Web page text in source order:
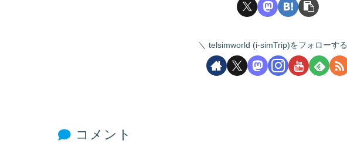
telsimworld (i-simTrip)をフォローする
コメント